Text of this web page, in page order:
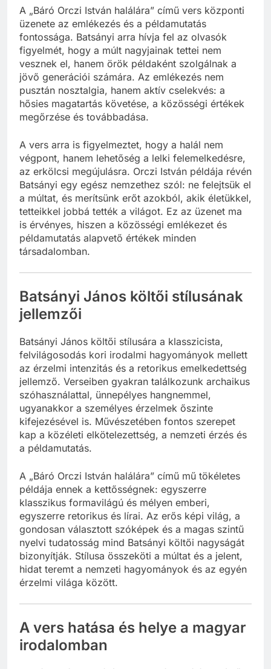
A „Báró Orczi István halálára” című vers központi
üzenete az emlékezés és a példamutatás
fontossága. Batsányi arra hívja fel az olvasók
figyelmét, hogy a múlt nagyjainak tettei nem
vesznek el, hanem örök példaként szolgálnak a
jövő generációi számára. Az emlékezés nem
pusztán nosztalgia, hanem aktív cselekvés: a
hősies magatartás követése, a közösségi értékek
megőrzése és továbbadása.
A vers arra is figyelmeztet, hogy a halál nem
végpont, hanem lehetőség a lelki felemelkedésre,
az erkölcsi megújulásra. Orczi István példája révén
Batsányi egy egész nemzethez szól: ne felejtsük el
a múltat, és merítsünk erőt azokból, akik életükkel,
tetteikkel jobbá tették a világot. Ez az üzenet ma
is érvényes, hiszen a közösségi emlékezet és
példamutatás alapvető értékek minden
társadalomban.
Batsányi János költői stílusának
jellemzői
Batsányi János költői stílusára a klasszicista,
felvilágosodás kori irodalmi hagyományok mellett
az érzelmi intenzitás és a retorikus emelkedettség
jellemző. Verseiben gyakran találkozunk archaikus
szóhasználattal, ünnepélyes hangnemmel,
ugyanakkor a személyes érzelmek őszinte
kifejezésével is. Művészetében fontos szerepet
kap a közéleti elkötelezettség, a nemzeti érzés és
a példamutatás.
A „Báró Orczi István halálára” című mű tökéletes
példája ennek a kettősségnek: egyszerre
klasszikus formavilágú és mélyen emberi,
egyszerre retorikus és lírai. Az erős képi világ, a
gondosan választott szóképek és a magas szintű
nyelvi tudatosság mind Batsányi költői nagyságát
bizonyítják. Stílusa összeköti a múltat és a jelent,
hidat teremt a nemzeti hagyományok és az egyén
érzelmi világa között.
A vers hatása és helye a magyar
irodalomban